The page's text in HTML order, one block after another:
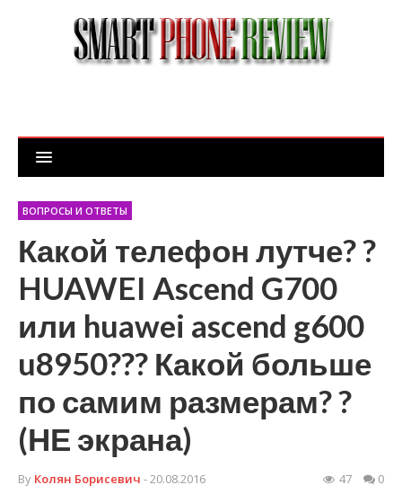
ВОПРОСЫ И ОТВЕТЫ
Какой телефон лутче? ?
HUAWEI Ascend G700
или huawei ascend g600
u8950??? Какой больше
по самим размерам? ?
(НЕ экрана)
By Колян Борисевич - 20.08.2016 47 0